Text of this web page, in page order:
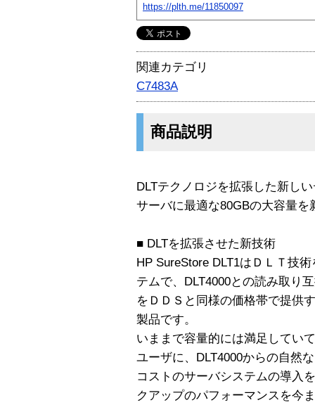
https://plth.me/11850097
関連カテゴリ
C7483A
商品説明
DLTテクノロジを拡張した新し
サーバに最適な80GBの大容量を
■ DLTを拡張させた新技術
HP SureStore DLT1はＤＬＴ技
テムで、DLT4000との読み取り
をＤＤＳと同様の価格帯で提供
製品です。
いままで容量的には満足してい
ユーザに、DLT4000からの自然
コストのサーバシステムの導入
クアップのパフォーマンスを今